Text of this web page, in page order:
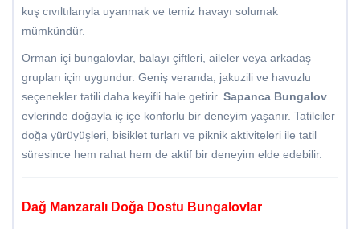
kuş cıvıltılarıyla uyanmak ve temiz havayı solumak
mümkündür.
Orman içi bungalovlar, balayı çiftleri, aileler veya arkadaş
grupları için uygundur. Geniş veranda, jakuzili ve havuzlu
seçenekler tatili daha keyifli hale getirir. Sapanca Bungalov
evlerinde doğayla iç içe konforlu bir deneyim yaşanır. Tatilciler
doğa yürüyüşleri, bisiklet turları ve piknik aktiviteleri ile tatil
süresince hem rahat hem de aktif bir deneyim elde edebilir.
Dağ Manzaralı Doğa Dostu Bungalovlar